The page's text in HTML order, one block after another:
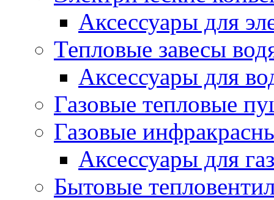
Аксессуары для
Тепловые завесы
Аксессуары для
Газовые тепловые
Газовые
Аксессуары для
Бытовые